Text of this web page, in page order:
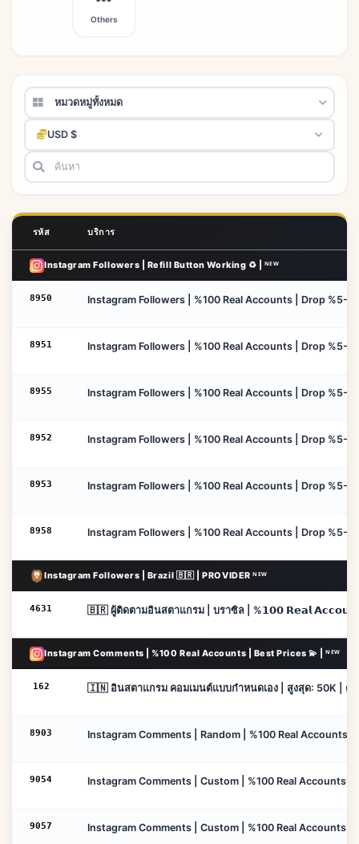
Others
หมวดหมู่ทั้งหมด
USD $
รหัส บริการ
Instagram Followers | Refill Button Working ♻️ | ᴺᴱᵂ
8950 Instagram Followers | %100 Real Accounts | Drop %5-
8951 Instagram Followers | %100 Real Accounts | Drop %5-
8955 Instagram Followers | %100 Real Accounts | Drop %5-
8952 Instagram Followers | %100 Real Accounts | Drop %5-
8953 Instagram Followers | %100 Real Accounts | Drop %5-
8958 Instagram Followers | %100 Real Accounts | Drop %5-
Instagram Followers | Brazil 🇧🇷 | PROVIDER ᴺᴱᵂ
4631 🇧🇷 ผู้ติดตามอินสตาแกรม | บราซิล | %𝟭𝟬𝟬 𝗥𝗲𝗮𝗹
Instagram Comments | %100 Real Accounts | Best Prices 💫 | ᴺᴱᵂ
162 🇮🇳 อินสตาแกรม คอมเมนต์แบบกำหนดเอง | สูงสุด: 50K | ต่
8903 Instagram Comments | Random | %100 Real
9054 Instagram Comments | Custom | %100 Real Accounts
9057 Instagram Comments | Custom | %100 Real Accounts